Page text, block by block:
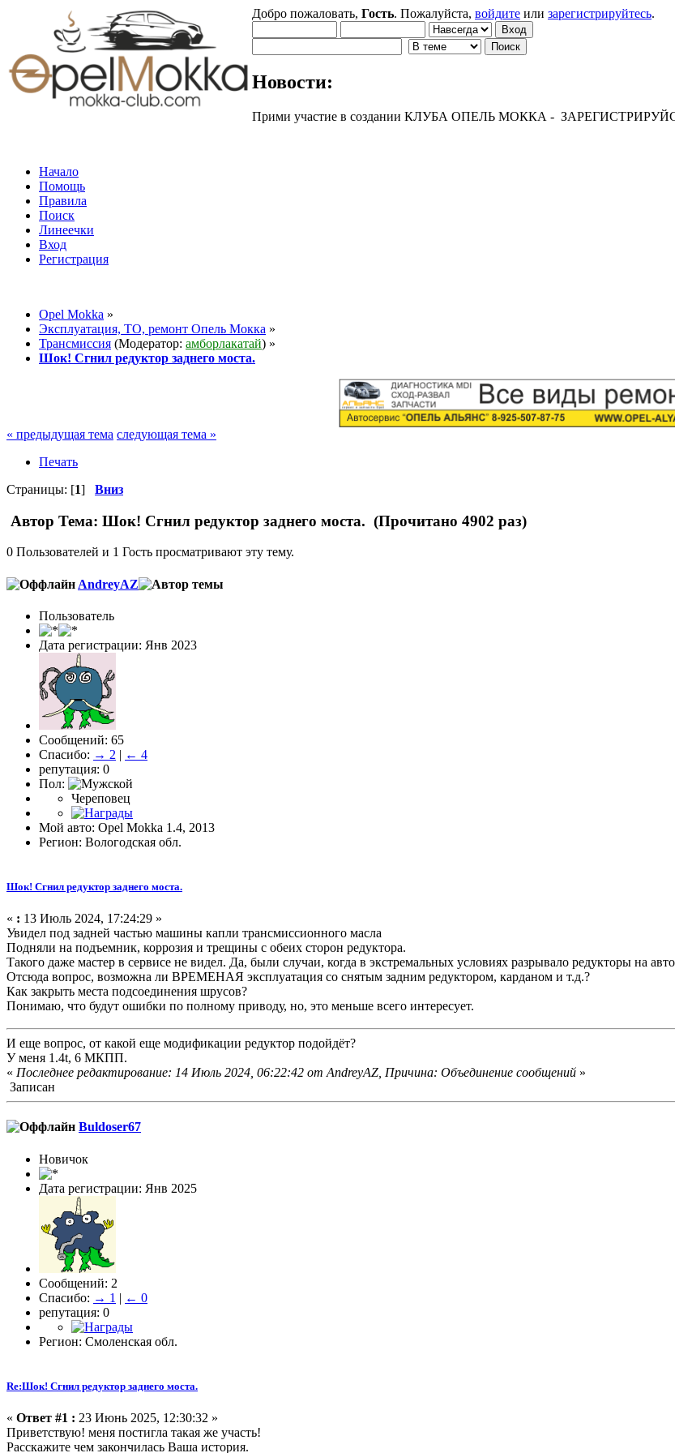
Добро пожаловать, Гость. Пожалуйста, войдите или зарегистрируйтесь.
Новости:
Прими участие в создании КЛУБА ОПЕЛЬ МОККА -
Начало
Помощь
Правила
Поиск
Линеечки
Вход
Регистрация
Opel Mokka »
Эксплуатация, ТО, ремонт Опель Мокка »
Трансмиссия (Модератор: амборлакатай) »
Шок! Сгнил редуктор заднего моста.
« предыдущая тема следующая тема »
Печать
Страницы: [1] Вниз
Автор Тема: Шок! Сгнил редуктор заднего моста. (Прочитано 4902 раз)
0 Пользователей и 1 Гость просматривают эту тему.
AndreyAZ
Пользователь
Дата регистрации: Янв 2023
Сообщений: 65
Спасибо: → 2 | ← 4
репутация: 0
Пол:
Череповец
Мой авто: Opel Mokka 1.4, 2013
Регион: Вологодская обл.
Шок! Сгнил редуктор заднего моста.
« : 13 Июль 2024, 17:24:29 »
Увидел под задней частью машины капли трансмиссионного масла
Подняли на подъемник, коррозия и трещины с обеих сторон редуктора.
Такого даже мастер в сервисе не видел. Да, были случаи, когда в экстремальных условиях разрывало редукторы на
Отсюда вопрос, возможна ли ВРЕМЕНАЯ эксплуатация со снятым задним редуктором, карданом и т.д.?
Как закрыть места подсоединения шрусов?
Понимаю, что будут ошибки по полному приводу, но, это меньше всего интересует.
И еще вопрос, от какой еще модификации редуктор подойдёт?
У меня 1.4t, 6 МКПП.
« Последнее редактирование: 14 Июль 2024, 06:22:42 от AndreyAZ, Причина: Объединение сообщений »
Записан
Buldoser67
Новичок
Дата регистрации: Янв 2025
Сообщений: 2
Спасибо: → 1 | ← 0
репутация: 0
Регион: Смоленская обл.
Re:Шок! Сгнил редуктор заднего моста.
« Ответ #1 : 23 Июнь 2025, 12:30:32 »
Приветствую! меня постигла такая же участь!
Расскажите чем закончилась Ваша история.